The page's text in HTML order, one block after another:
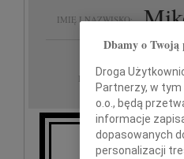
IMIĘ I NAZWISKO:
Poznań,
DATA EMISJI:
Dbamy o Twoją
Droga
Partnerzy, w tym [
o.o., będą
informacje
dopasowanych
personalizacji